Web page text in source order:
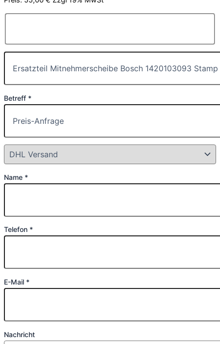
Betreff *
Name *
Telefon *
E-Mail *
Nachricht